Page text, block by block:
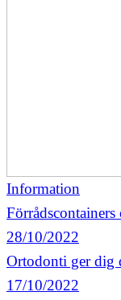
Information
28/10/2022
Ortodonti ger dig
17/10/2022